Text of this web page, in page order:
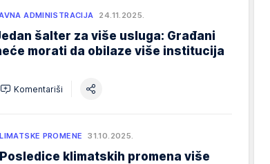
ADMINISTRACIJA 24.11.2025.
šalter za više usluga: Građani
morati da obilaze više institucija
Komentariši
PROMENE 31.10.2025.
klimatskih promena više